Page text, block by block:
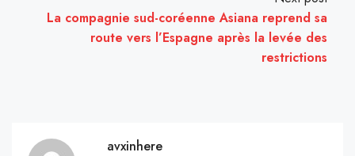
La compagnie sud-coréenne Asiana reprend sa
route vers l’Espagne après la levée des
restrictions
avxinhere